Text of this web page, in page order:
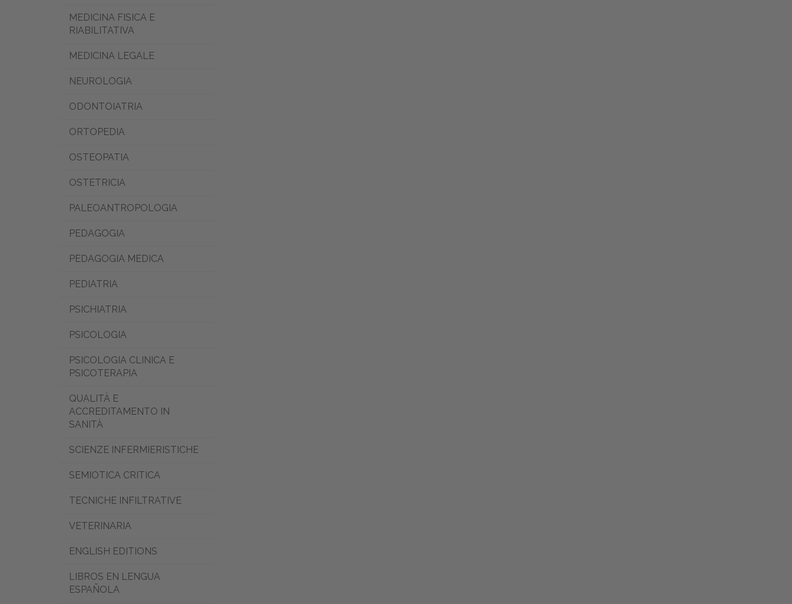
MEDICINA FISICA E
RIABILITATIVA
MEDICINA LEGALE
NEUROLOGIA
ODONTOIATRIA
ORTOPEDIA
OSTEOPATIA
OSTETRICIA
PALEOANTROPOLOGIA
PEDAGOGIA
PEDAGOGIA MEDICA
PEDIATRIA
PSICHIATRIA
PSICOLOGIA
PSICOLOGIA CLINICA E
PSICOTERAPIA
QUALITÀ E
ACCREDITAMENTO IN
SANITÀ
SCIENZE INFERMIERISTICHE
SEMIOTICA CRITICA
TECNICHE INFILTRATIVE
VETERINARIA
ENGLISH EDITIONS
LIBROS EN LENGUA
ESPAÑOLA